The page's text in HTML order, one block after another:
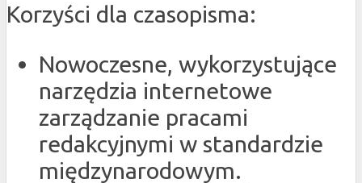
Korzyści dla czasopisma:
Nowoczesne, wykorzystujące
narzędzia internetowe
zarządzanie pracami
redakcyjnymi w standardzie
międzynarodowym.